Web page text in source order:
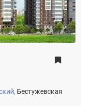
Бестужевская